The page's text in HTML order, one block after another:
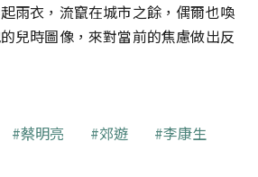
雨衣，流竄在城市之餘，偶爾也喚
兒時圖像，來對當前的焦慮做出反
蔡明亮 郊遊
李康生